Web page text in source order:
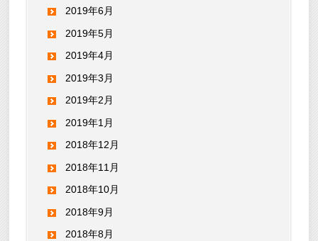
2019年6月
2019年5月
2019年4月
2019年3月
2019年2月
2019年1月
2018年12月
2018年11月
2018年10月
2018年9月
2018年8月